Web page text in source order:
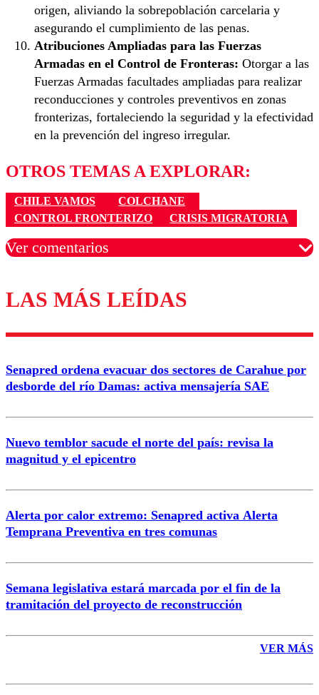
origen, aliviando la sobrepoblación carcelaria y
asegurando el cumplimiento de las penas.
Atribuciones Ampliadas para las Fuerzas
Armadas en el Control de Fronteras: Otorgar a las
Fuerzas Armadas facultades ampliadas para realizar
reconducciones y controles preventivos en zonas
fronterizas, fortaleciendo la seguridad y la efectividad
en la prevención del ingreso irregular.
OTROS TEMAS A EXPLORAR:
CHILE VAMOS
COLCHANE
CONTROL FRONTERIZO
CRISIS MIGRATORIA
Ver comentarios
Los comentarios son moderados para garantizar un
diálogo respetuoso.
Correo
LAS MÁS LEÍDAS
Senapred ordena evacuar dos sectores de Carahue por
desborde del río Damas: activa mensajería SAE
Nuevo temblor sacude el norte del país: revisa la
magnitud y el epicentro
Alerta por calor extremo: Senapred activa Alerta
Temprana Preventiva en tres comunas
Semana legislativa estará marcada por el fin de la
tramitación del proyecto de reconstrucción
VER MÁS